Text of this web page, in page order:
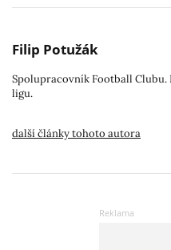
Filip Potužák
Spolupracovník Football Clubu.
ligu.
další články tohoto autora